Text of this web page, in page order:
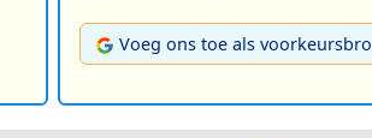
Voeg ons toe als